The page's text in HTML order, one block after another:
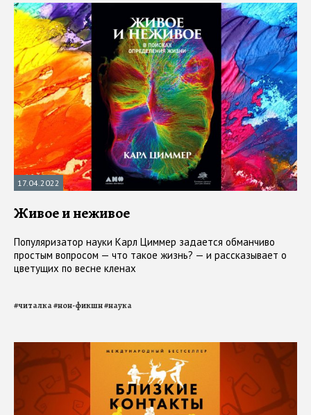
17.04.2022
Живое и неживое
Популяризатор науки Карл Циммер задается обманчиво
простым вопросом — что такое жизнь? — и рассказывает о
цветущих по весне кленах
#читалка#нон-фикшн#наука